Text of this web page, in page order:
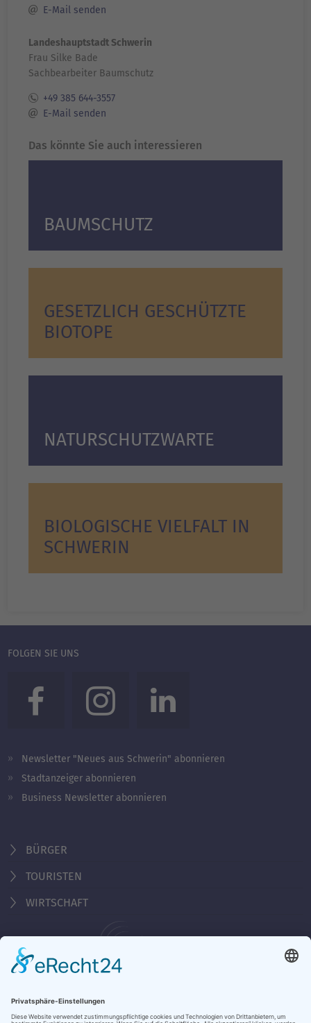
E-Mail senden
Landeshauptstadt Schwerin
Frau Silke Bade
Sachbearbeiter Baumschutz
+49 385 644-3557
E-Mail senden
Das könnte Sie auch interessieren
BAUMSCHUTZ
GESETZLICH GESCHÜTZTE
BIOTOPE
NATURSCHUTZWARTE
BIOLOGISCHE VIELFALT IN
SCHWERIN
FOLGEN SIE UNS
Newsletter "Neues aus Schwerin" abonnieren
Stadtanzeiger abonnieren
Business Newsletter abonnieren
BÜRGER
TOURISTEN
WIRTSCHAFT
Behördennummer 115
KONTAKT